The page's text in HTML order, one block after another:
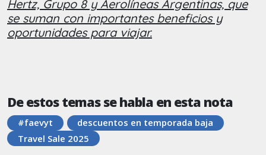
Hertz, Grupo 8 y Aerolíneas Argentinas, que
se suman con importantes beneficios y
oportunidades para viajar.
De estos temas se habla en esta nota
#faevyt
descuentos en temporada baja
Travel Sale 2025